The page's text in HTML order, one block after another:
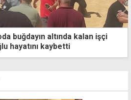
buğdayın altında kalan işçi
hayatını kaybetti